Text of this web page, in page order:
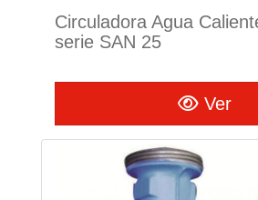
Circuladora Agua
serie SAN 25
Ver